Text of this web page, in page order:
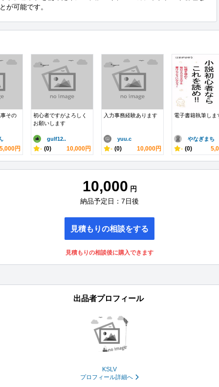
が可能です。
その
5,000円
初心者ですがよろしく
お願いします
gulf12..
- (0) 10,000円
入力事務経験あります
yuu.c
- (0) 10,000円
電子書籍執筆しま
やなぎまち
- (0)
10,000 円
納品予定日：7日後
見積もりの相談をする
見積もりの相談後に購入できます
出品者プロフィール
KSLV
プロフィール詳細へ